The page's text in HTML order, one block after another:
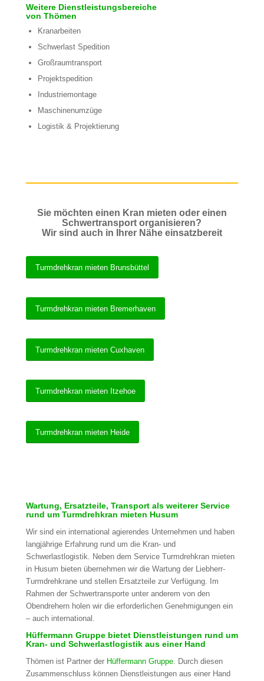
Weitere Dienstleistungsbereiche
von Thömen
Kranarbeiten
Schwerlast Spedition
Großraumtransport
Projektspedition
Industriemontage
Maschinenumzüge
Logistik & Projektierung
Sie möchten einen Kran mieten oder einen
Schwertransport organisieren?
Wir sind auch in Ihrer Nähe einsatzbereit
Turmdrehkran mieten Brunsbüttel
Turmdrehkran mieten Bremerhaven
Turmdrehkran mieten Cuxhaven
Turmdrehkran mieten Itzehoe
Turmdrehkran mieten Heide
Wartung, Ersatzteile, Transport als weiterer Service
rund um Turmdrehkran mieten Husum
Wir sind ein international agierendes Unternehmen und haben
langjährige Erfahrung rund um die Kran- und
Schwerlastlogistik. Neben dem Service Turmdrehkran mieten
in Husum bieten übernehmen wir die Wartung der Liebherr-
Turmdrehkrane und stellen Ersatzteile zur Verfügung. Im
Rahmen der Schwertransporte unter anderem von den
Obendrehern holen wir die erforderlichen Genehmigungen ein
– auch international.
Hüffermann Gruppe bietet Dienstleistungen rund um
Kran- und Schwerlastlogistik aus einer Hand
Thömen ist Partner der Hüffermann Gruppe. Durch diesen
Zusammenschluss können Dienstleistungen aus einer Hand